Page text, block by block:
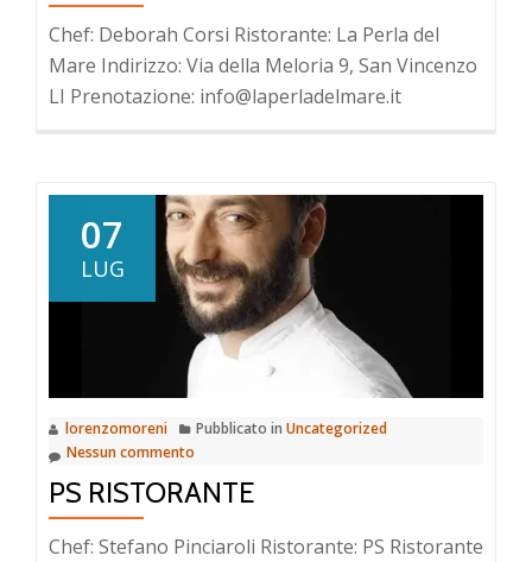
Chef: Deborah Corsi Ristorante: La Perla del
Mare Indirizzo: Via della Meloria 9, San Vincenzo
LI Prenotazione: info@laperladelmare.it
07
LUG
lorenzomoreni Pubblicato in Uncategorized
Nessun commento
PS RISTORANTE
Chef: Stefano Pinciaroli Ristorante: PS Ristorante